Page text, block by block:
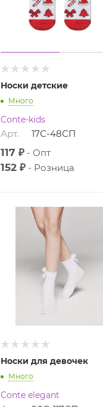
Носки детские
Много
Conte-kids
Арт. 17С-48СП
117 ₽ Опт
152 ₽ Розница
Носки для девочек
Много
Conte elegant